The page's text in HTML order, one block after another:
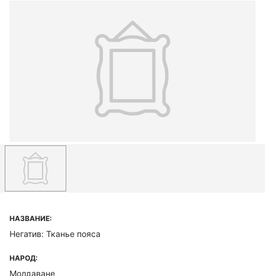
НАЗВАНИЕ:
Негатив: Тканье пояса
НАРОД:
Молдаване